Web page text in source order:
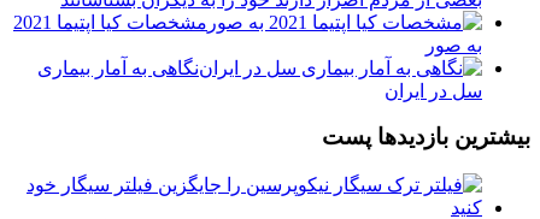
مشخصات کیا اپتیما 2021
به صور
️نگاهی به آمار بیماری
سل در ایران
بیشترین بازدیدها پست